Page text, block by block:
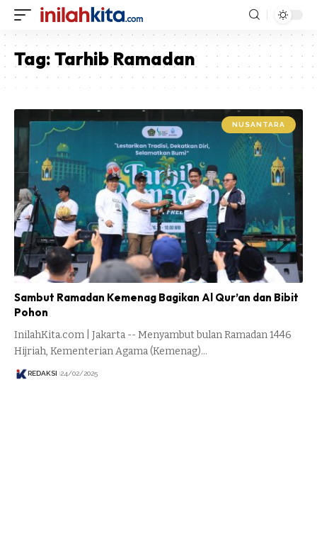
Tag:Tarhib Ramadan
NUSANTARA
Sambut Ramadan Kemenag Bagikan Al Qur’an dan Bibit
Pohon
InilahKita.com | Jakarta -- Menyambut bulan Ramadan 1446
Hijriah, Kementerian Agama (Kemenag)…
REDAKSI 24/02/2025